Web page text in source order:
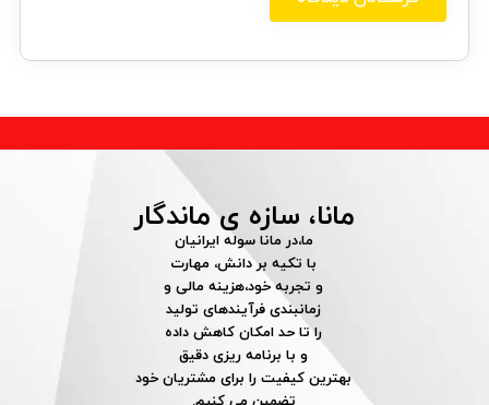
مانا، سازه ی ماندگار
ما،در مانا سوله ایرانیان
با تکیه بر دانش، مهارت
و تجربه خود،هزینه مالی و
زمانبندی فرآیندهای تولید
را تا حد امکان کاهش داده
و با برنامه ریزی دقیق
بهترین کیفیت را برای مشتریان خود